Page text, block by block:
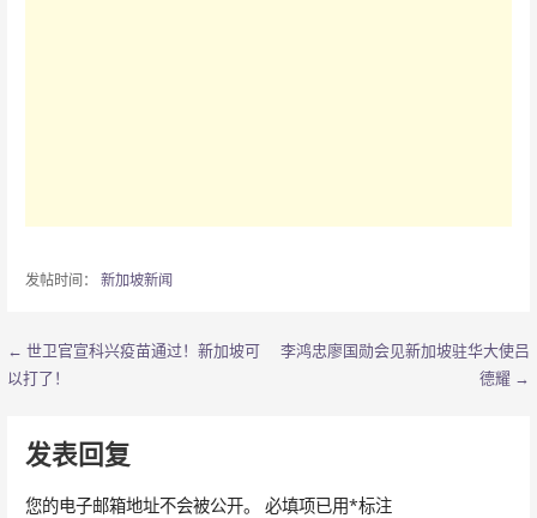
发帖时间： 新加坡新闻
文
导
航
← 世卫官宣科兴疫苗通过！新加坡可
以打了！
李鸿忠廖国勋会见新加坡驻华大使吕
德耀 →
发表回复
您的电子邮箱地址不会被公开。 必填项已用*标注